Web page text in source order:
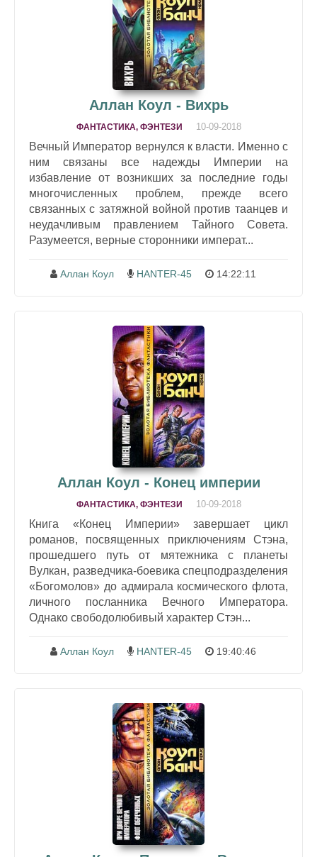
Аллан Коул - Вихрь
ФАНТАСТИКА, ФЭНТЕЗИ 10-09-2018
Вечный Император вернулся к власти. Именно с
ним связаны все надежды Империи на
избавление от возникших за последние годы
многочисленных проблем, прежде всего
связанных с затяжной войной против таанцев и
неудачливым правлением Тайного Совета.
Разумеется, верные сторонники императ...
Аллан Коул HANTER-45 14:22:11
Аллан Коул - Конец империи
ФАНТАСТИКА, ФЭНТЕЗИ 10-09-2018
Книга «Конец Империи» завершает цикл
романов, посвященных приключениям Стэна,
прошедшего путь от мятежника с планеты
Вулкан, разведчика-боевика спецподразделения
«Богомолов» до адмирала космического флота,
личного посланника Вечного Императора.
Однако свободолюбивый характер Стэн...
Аллан Коул HANTER-45 19:40:46